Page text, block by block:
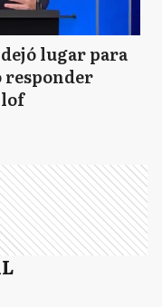
lugar para
responder